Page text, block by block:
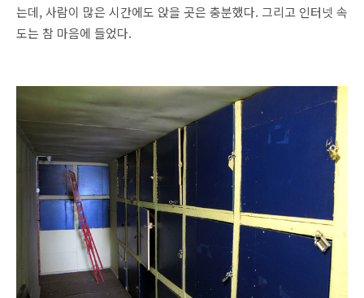
는데, 사람이 많은 시간에도 앉을 곳은 충분했다. 그리고 인터넷 속
도는 참 마음에 들었다.